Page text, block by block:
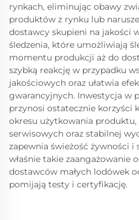
rynkach, eliminując obawy
produktów z rynku lub
dostawcy skupieni na jakości
śledzenia, które umożliwiają
momentu produkcji aż do
szybką reakcję w przypadku
jakościowych oraz ułatwia
gwarancyjnych. Inwestycja w
przynosi ostatecznie korzyści
okresu użytkowania
serwisowych oraz stabilnej
zapewnia świeżość żywności i
właśnie takie zaangażowanie
dostawców małych lodówek
pomijają testy i certyfikację.